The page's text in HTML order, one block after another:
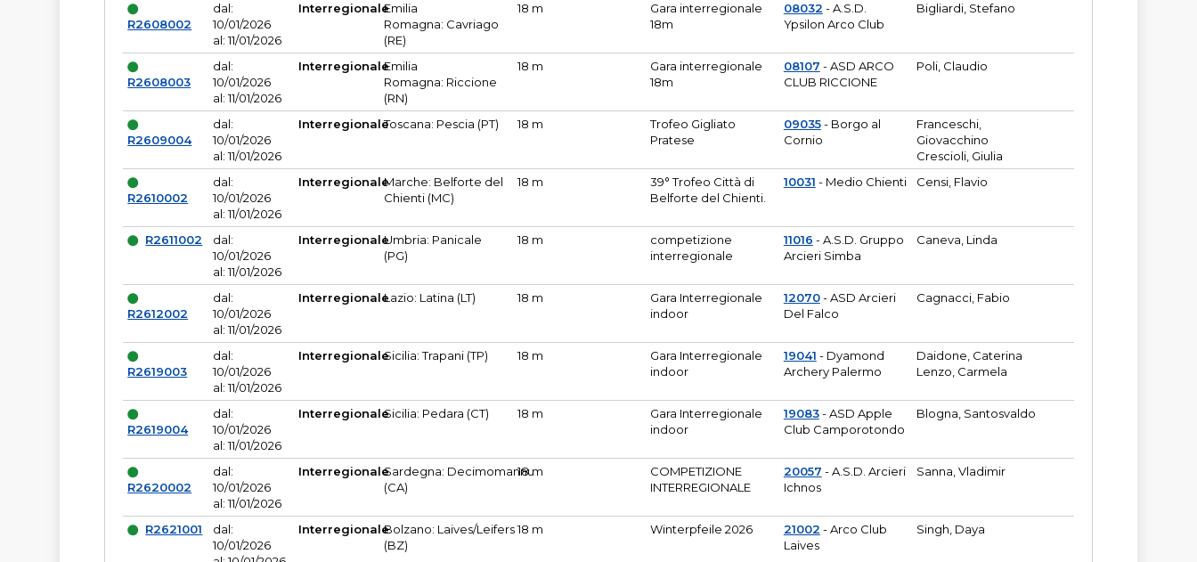
R2608002
dal:
10/01/2026
al: 11/01/2026
InterregionaleEmilia
Romagna: Cavriago
(RE)
18 m
Gara interregionale
18m
08032 - A.S.D.
Ypsilon Arco Club
Bigliardi, Stefano
R2608003
dal:
10/01/2026
al: 11/01/2026
InterregionaleEmilia
Romagna: Riccione
(RN)
18 m
Gara interregionale
18m
08107 - ASD ARCO
CLUB RICCIONE
Poli, Claudio
R2609004
dal:
10/01/2026
al: 11/01/2026
InterregionaleToscana: Pescia (PT) 18 m
Trofeo Gigliato
Pratese
09035- Borgo al
Cornio
Franceschi,
Giovacchino
Crescioli, Giulia
R2610002
dal:
10/01/2026
al: 11/01/2026
InterregionaleMarche: Belforte del
Chienti (MC)
18 m
39° Trofeo Città di
Belforte del Chienti.
10031 - Medio Chienti Censi, Flavio
R2611002
dal:
10/01/2026
al: 11/01/2026
InterregionaleUmbria: Panicale
(PG)
18 m
competizione
interregionale
11016 - A.S.D. Gruppo
Arcieri Simba
Caneva, Linda
R2612002
dal:
10/01/2026
al: 11/01/2026
InterregionaleLazio: Latina (LT) 18 m
Gara Interregionale
indoor
12070- ASD Arcieri
Del Falco
Cagnacci, Fabio
R2619003
dal:
10/01/2026
al: 11/01/2026
InterregionaleSicilia: Trapani (TP) 18 m
Gara Interregionale
indoor
19041 - Dyamond
Archery Palermo
Daidone, Caterina
Lenzo, Carmela
R2619004
dal:
10/01/2026
al: 11/01/2026
InterregionaleSicilia: Pedara (CT) 18 m
Gara Interregionale
indoor
19083- ASD Apple
Club Camporotondo
Blogna, Santosvaldo
R2620002
dal:
10/01/2026
al: 11/01/2026
InterregionaleSardegna: Decimomannu
(CA)
18 m
COMPETIZIONE
INTERREGIONALE
20057 - A.S.D. Arcieri
Ichnos
Sanna, Vladimir
R2621001
dal:
10/01/2026
InterregionaleBolzano: Laives/Leifers
(BZ)
18 m Winterpfeile 2026 21002 - Arco Club
Laives
Singh, Daya